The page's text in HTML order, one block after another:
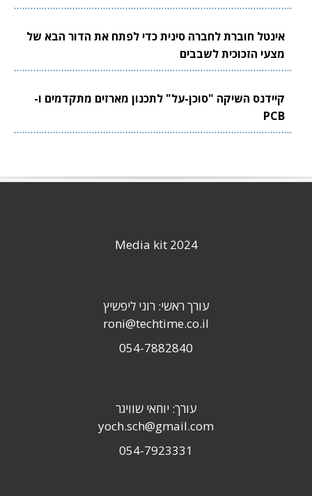
אינטל חוברת לחברה סינית כדי לפתח את הדור הבא של
מצעי הזכוכית לשבבים
קיידנס השיקה "סוכן-על" לתכנון מארזים מתקדמים ו-
PCB
Media kit 2024
עורך ראשי: רוני ליפשיץ
roni@techtime.co.il
054-7882840
עורך: יוחאי שוויגר
yoch.sch@gmail.com
054-7923331